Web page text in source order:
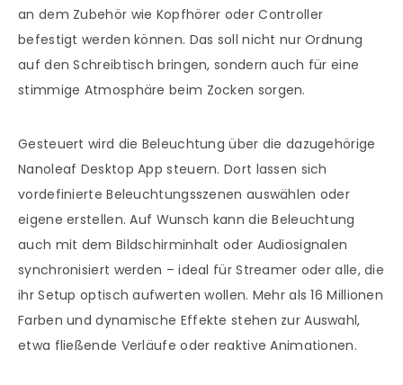
an dem Zubehör wie Kopfhörer oder Controller
befestigt werden können. Das soll nicht nur Ordnung
auf den Schreibtisch bringen, sondern auch für eine
stimmige Atmosphäre beim Zocken sorgen.
Gesteuert wird die Beleuchtung über die dazugehörige
Nanoleaf Desktop App steuern. Dort lassen sich
vordefinierte Beleuchtungsszenen auswählen oder
eigene erstellen. Auf Wunsch kann die Beleuchtung
auch mit dem Bildschirminhalt oder Audiosignalen
synchronisiert werden – ideal für Streamer oder alle, die
ihr Setup optisch aufwerten wollen. Mehr als 16 Millionen
Farben und dynamische Effekte stehen zur Auswahl,
etwa fließende Verläufe oder reaktive Animationen.